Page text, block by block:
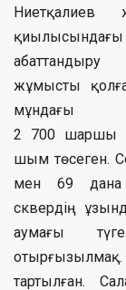
Ниетқалиев
абаттандыру
жұмысты
мұндағы
2 700 шаршы
шым төсеген.
мен 69 дана
сквердің
аумағы
тартылған.